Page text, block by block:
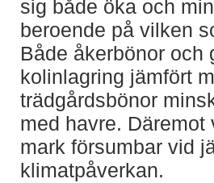
sig både öka och
beroende på vilken
Både åkerbönor och
kolinlagring jämfört
trädgårdsbönor
med havre.
mark försumbar vid
klimatpåverkan.